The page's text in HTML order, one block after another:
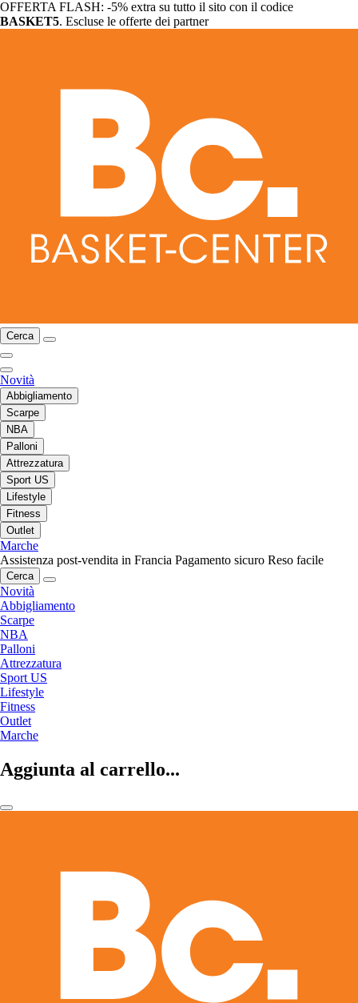
OFFERTA FLASH: -5% extra su tutto il sito con il codice
BASKET5. Escluse le offerte dei partner
Cerca
Novità
Abbigliamento
Scarpe
NBA
Palloni
Attrezzatura
Sport US
Lifestyle
Fitness
Outlet
Marche
Assistenza post-vendita in Francia Pagamento sicuro Reso facile
Cerca
Novità
Abbigliamento
Scarpe
NBA
Palloni
Attrezzatura
Sport US
Lifestyle
Fitness
Outlet
Marche
Aggiunta al carrello...